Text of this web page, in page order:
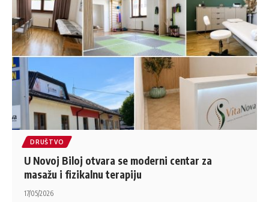
DRUŠTVO
U Novoj Biloj otvara se moderni centar za
masažu i fizikalnu terapiju
17/05/2026